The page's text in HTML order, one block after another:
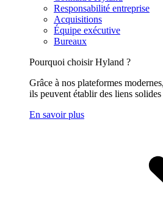
Responsabilité entreprise
Acquisitions
Équipe exécutive
Bureaux
Pourquoi choisir Hyland ?
Grâce à nos plateformes
ils peuvent établir des liens
En savoir plus